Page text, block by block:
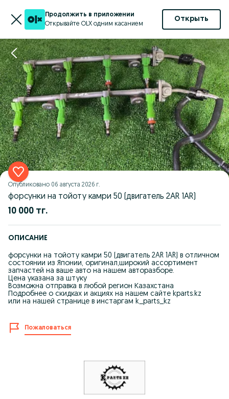
Продолжить в приложении
Открывайте OLX одним касанием
Открыть
Опубликовано 06 августа 2026 г.
форсунки на тойоту камри 50 (двигатель 2AR 1AR)
10 000 тг.
ОПИСАНИЕ
форсунки на тойоту камри 50 (двигатель 2AR 1AR) в отличном
состоянии из Японии, оригинал,широкий ассортимент
запчастей на ваше авто на нашем авторазборе.
Цена указана за штуку
Возможна отправка в любой регион Казахстана
Подробнее о скидках и акциях на нашем сайте kparts.kz
или на нашей странице в инстаргам k_parts_kz
Пожаловаться